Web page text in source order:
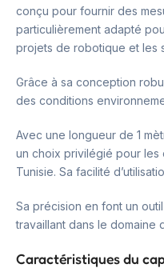
conçu pour fournir des
particulièrement adapté
projets de robotique et les
Grâce à sa conception
des conditions
Avec une longueur de 1
un choix privilégié pour les
Tunisie. Sa facilité
Sa précision en font un
travaillant dans le domaine
Caractéristiques du